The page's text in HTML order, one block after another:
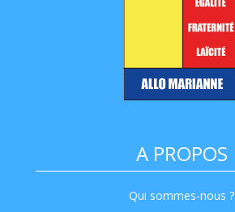
A PROPOS
Qui sommes-nous ?